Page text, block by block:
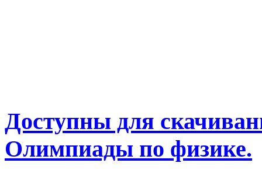
Доступны для
Олимпиады по физике.